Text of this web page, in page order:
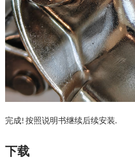
完成! 按照说明书继续后续安装.
下载